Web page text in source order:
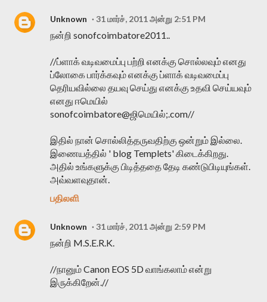
Unknown 31 மார்ச், 2011 அன்று 2:51 PM
நன்றி sonofcoimbatore2011..
//ப்ளாக் வடிவமைப்பு பற்றி எனக்கு சொல்லவும் எனது
ப்லோகை பார்க்கவும் எனக்கு ப்ளாக் வடிவமைப்பு
தெரியவில்லை தயவு செய்து எனக்கு உதவி செய்யவும்
எனது ஈமெயில்
sonofcoimbatore@ஜிமெயில்;.com//
இதில் நான் சொல்லித்தருவதிற்கு ஒன்றும் இல்லை.
இணையத்தில் ' blog Templets' கிடைக்கிறது.
அதில் உங்களுக்கு பிடித்ததை தேடி கண்டுபிடியுங்கள்.
அவ்வளவுதான்.
பதிலளி
Unknown 31 மார்ச், 2011 அன்று 2:59 PM
நன்றி M.S.E.R.K.
//நானும் Canon EOS 5D வாங்கலாம் என்று
இருக்கிறேன்.//